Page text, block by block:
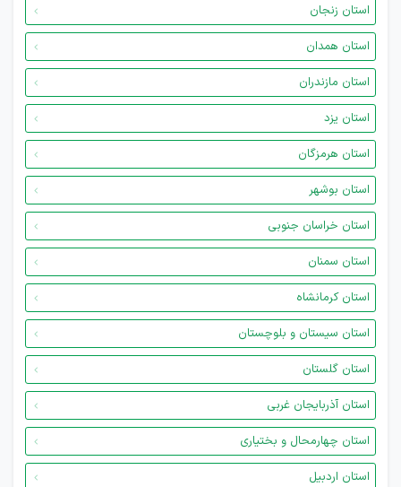
استان زنجان
استان همدان
استان مازندران
استان یزد
استان هرمزگان
استان بوشهر
استان خراسان جنوبی
استان سمنان
استان کرمانشاه
استان سیستان و بلوچستان
استان گلستان
استان آذربایجان غربی
استان چهارمحال و بختیاری
استان اردبیل